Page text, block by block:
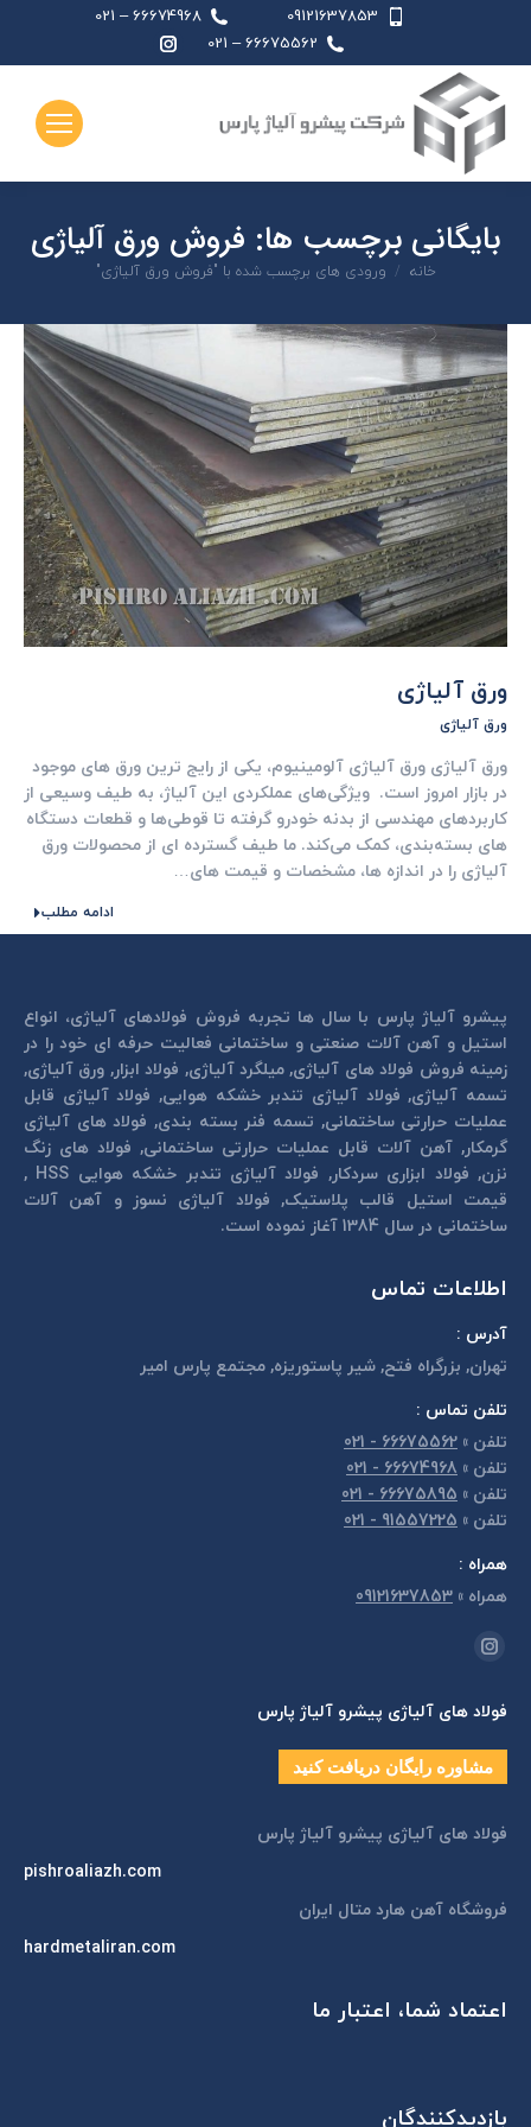
09121637853
66674968 – 021
66675562 – 021
page
بایگانی برچسب ها: فروش ورق آلیاژی
شما اینجا هستید:
خانه ورودی های برچسب شده با "فروش ورق آلیاژی"
ورق آلیاژی
ورق آلیاژی
ورق آلیاژی ورق آلیاژی آلومینیوم، یکی از رایج ترین ورق های موجود
در بازار امروز است. ویژگی‌های عملکردی این آلیاژ، به طیف وسیعی از
کاربردهای مهندسی از بدنه خودرو گرفته تا قوطی‌ها و قطعات دستگاه
های بسته‌بندی، کمک می‌کند. ما طیف گسترده ای از محصولات ورق
آلیاژی را در اندازه ها، مشخصات و قیمت های…
ادامه مطلب
پیشرو آلیاژ پارس با سال ها تجربه فروش فولادهای آلیاژی، انواع
استیل و آهن آلات صنعتی و ساختمانی فعالیت حرفه ای خود را در
زمینه فروش فولاد های آلیاژی, میلگرد آلیاژی, فولاد ابزار, ورق آلیاژی,
تسمه آلیاژی, فولاد آلیاژی تندبر خشكه هوايی, فولاد آلیاژی قابل
عمليات حرارتی ساختمانی, تسمه فنر بسته بندی, فولاد های آلیاژی
گرمكار, آهن آلات قابل عمليات حرارتی ساختمانی, فولاد های زنگ
نزن, فولاد ابزاری سردكار, فولاد آلیاژی تندبر خشكه هوايی HSS ,
قیمت استیل قالب پلاستيک, فولاد آلیاژی نسوز و آهن آلات
ساختمانی در سال 1384 آغاز نموده است.
اطلاعات تماس
آدرس :
تهران, بزرگراه فتح, شير پاستوريزه, مجتمع پارس امير
تلفن تماس :
تلفن »
66675562 - 021
تلفن »
66674968 - 021
تلفن »
66675895 - 021
تلفن »
91557225 - 021
همراه :
همراه »
09121637853
مارا در اینجا پیدا کنید:
اینستاگرام
opens
in
new
فولاد های آلیاژی پیشرو آلیاژ پارس
مشاوره رایگان دریافت کنید
فولاد های آلیاژی پیشرو آلیاژ پارس
pishroaliazh.com
فروشگاه آهن هارد متال ایران
hardmetaliran.com
اعتماد شما، اعتبار ما
بازدیدکنندگان